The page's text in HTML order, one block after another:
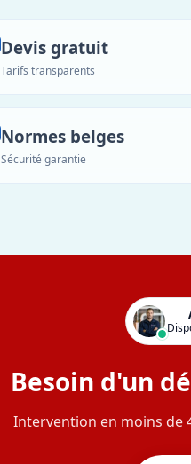
Devis gratuit
Tarifs transparents
Normes belges
Sécurité garantie
Besoin d'un
Intervention en moins de